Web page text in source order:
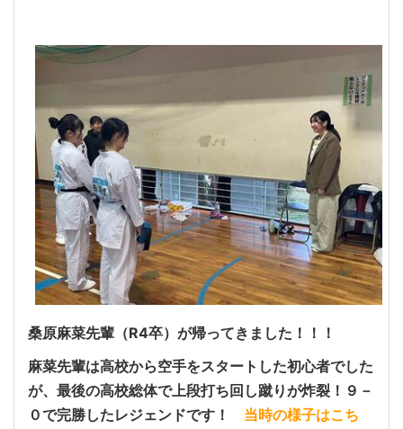
桑原麻菜先輩（R4卒）が帰ってきました！！！
麻菜先輩は高校から空手をスタートした初心者でした
が、最後の高校総体で上段打ち回し蹴りが炸裂！９－
０で完勝したレジェンドです！ 当時の様子はこち